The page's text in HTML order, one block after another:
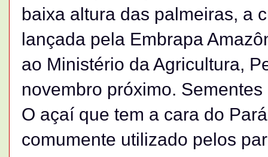
baixa altura das palmeiras, a
lançada pela Embrapa
ao Ministério da Agricultura,
novembro próximo.
O açaí que tem a cara do
comumente utilizado pelos